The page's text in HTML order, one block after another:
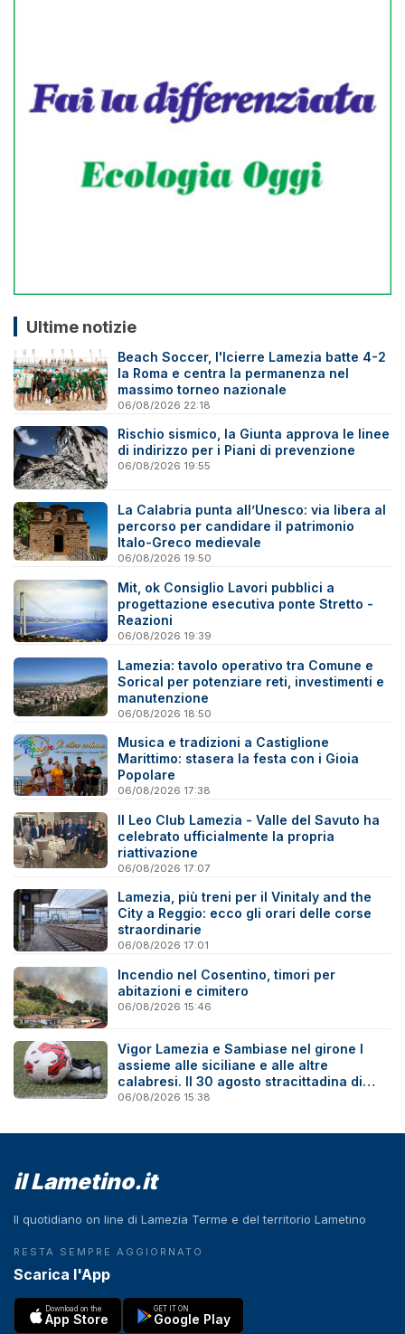
Ultime notizie
Beach Soccer, l'Icierre Lamezia batte 4-2
la Roma e centra la permanenza nel
massimo torneo nazionale
06/08/2026 22:18
Rischio sismico, la Giunta approva le linee
di indirizzo per i Piani di prevenzione
06/08/2026 19:55
La Calabria punta all’Unesco: via libera al
percorso per candidare il patrimonio
Italo-Greco medievale
06/08/2026 19:50
Mit, ok Consiglio Lavori pubblici a
progettazione esecutiva ponte Stretto -
Reazioni
06/08/2026 19:39
Lamezia: tavolo operativo tra Comune e
Sorical per potenziare reti, investimenti e
manutenzione
06/08/2026 18:50
Musica e tradizioni a Castiglione
Marittimo: stasera la festa con i Gioia
Popolare
06/08/2026 17:38
Il Leo Club Lamezia - Valle del Savuto ha
celebrato ufficialmente la propria
riattivazione
06/08/2026 17:07
Lamezia, più treni per il Vinitaly and the
City a Reggio: ecco gli orari delle corse
straordinarie
06/08/2026 17:01
Incendio nel Cosentino, timori per
abitazioni e cimitero
06/08/2026 15:46
Vigor Lamezia e Sambiase nel girone I
assieme alle siciliane e alle altre
calabresi. Il 30 agosto stracittadina di
Coppa Italia
06/08/2026 15:38
il Lametino.it
Il quotidiano on line di Lamezia Terme e del territorio Lametino
RESTA SEMPRE AGGIORNATO
Scarica l'App
Download on the
App Store
GET IT ON
Google Play